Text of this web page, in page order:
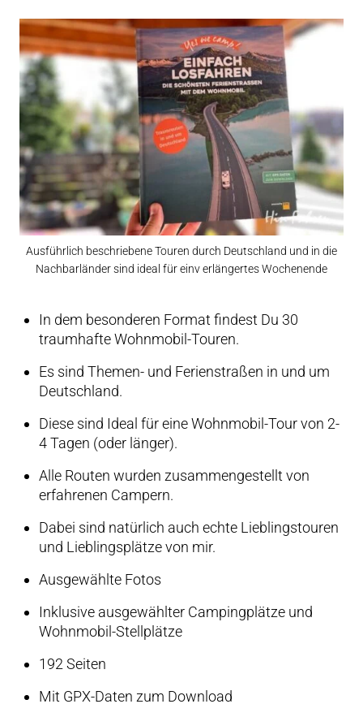
Ausführlich beschriebene Touren durch Deutschland und in die
Nachbarländer sind ideal für einv erlängertes Wochenende
In dem besonderen Format findest Du 30
traumhafte Wohnmobil-Touren.
Es sind Themen- und Ferienstraßen in und um
Deutschland.
Diese sind Ideal für eine Wohnmobil-Tour von 2-
4 Tagen (oder länger).
Alle Routen wurden zusammengestellt von
erfahrenen Campern.
Dabei sind natürlich auch echte Lieblingstouren
und Lieblingsplätze von mir.
Ausgewählte Fotos
Inklusive ausgewählter Campingplätze und
Wohnmobil-Stellplätze
192 Seiten
Mit GPX-Daten zum Download